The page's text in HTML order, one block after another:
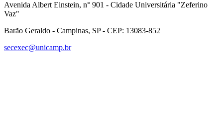
Avenida Albert Einstein, n° 901 - Cidade Universitária "Zeferino
Vaz"
Barão Geraldo - Campinas, SP - CEP: 13083-852
secexec@unicamp.br